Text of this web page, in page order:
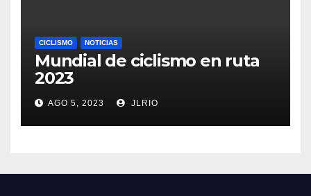
CICLISMO NOTICIAS
Mundial de ciclismo en ruta
2023
AGO 5, 2023 JLRIO